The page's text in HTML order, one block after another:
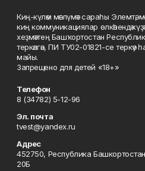
Киң-күләм мәғлүмәт сараһы Элемтә,
киң коммуникациялар өлкәһендә
хеҙмәттең Башҡортостан
теркәлгән, ПИ ТУ02-01821-се
майы.
Запрещено для детей «18+»
Телефон
8 (34782) 5-12-96
Эл. почта
tvest@yandex.ru
Адрес
452750, Республика
20Б